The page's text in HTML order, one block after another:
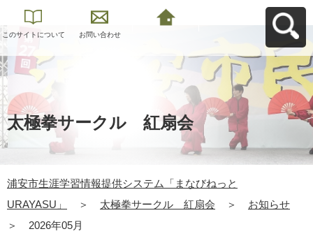
このサイトについて お問い合わせ
URAYASU」へ戻る
太極拳サークル 紅扇会
浦安市生涯学習情報提供システム「まなびねっと
URAYASU」
＞ 太極拳サークル 紅扇会 ＞
お知らせ
＞
2026年05月